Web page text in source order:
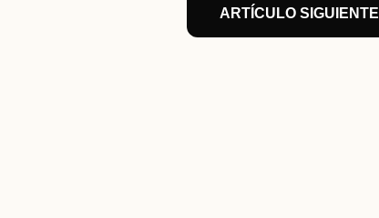
ARTÍCULO SIGUIENTE